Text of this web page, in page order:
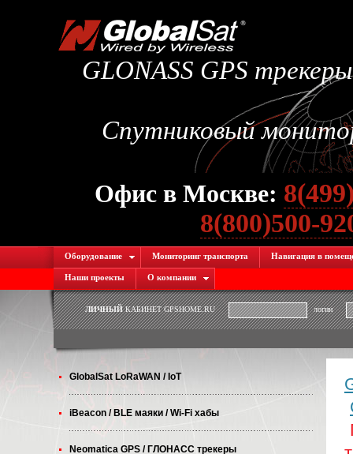
GLONASS GPS
Спутниковый
Офис в Москве:
8(800)500-
Оборудование Мониторинг транспорта Навигация в
Наши проекты О компании
ЛИЧНЫЙКАБИНЕТ GPSHOME.RU логин
GlobalSat LoRaWAN / IoT
iBeacon / BLE маяки / Wi-Fi хабы
Neomatica GPS / ГЛОНАСС трекеры